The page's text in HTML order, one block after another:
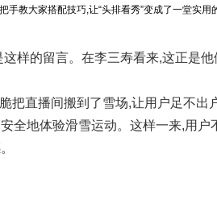
教大家搭配技巧,让“头排看秀”变成了一堂实用
样的留言。在李三寿看来,这正是
把直播间搬到了雪场,让用户足不出
全地体验滑雪运动。这样一来,用户